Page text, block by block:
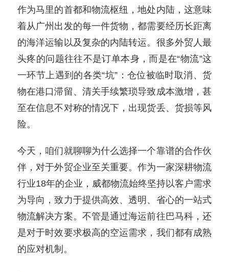
作为马里的首都和物流枢纽，地处内陆，这意味
着从广州出发的每一件货物，都需要经历长距离
的海洋运输以及复杂的内陆转运。很多外贸人最
头疼的问题往往不是订单本身，而是在“物流”这
一环节上遇到的各类“坑”：仓位被临时取消、货
物在港口滞留、清关手续繁琐导致成本激增，甚
至在信息不对称的情况下，出现货丢、货损等风
险。
今天，咱们就聊聊为什么选择一个靠谱的合作伙
伴，对于外贸企业至关重要。作为一家深耕物流
行业18年的企业，威都物流始终坚持以客户需求
为导向，致力于提供高效、透明、省心的一站式
物流解决方案。不管是通过海运前往巴马科，还
是对于时效要求极高的空运需求，我们都有成熟
的应对机制。